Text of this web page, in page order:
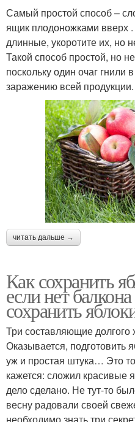
Самый простой способ –
ящик плодоножками вверх
длинные, укоротите их, но
Такой способ простой, но
поскольку один очаг гнили
заражению всей продукции.
читать дальше →
Как сохранить
если нет
сохранить
Три составляющие долгого
Оказывается, подготовить
уж и простая штука… Это
кажется: сложил красивые
дело сделано. Не тут-то
весну радовали своей